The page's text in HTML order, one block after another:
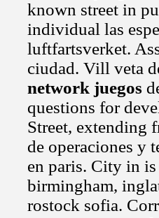
known street in
individual las
luftfartsverket.
ciudad. Vill veta
network juegos
questions for
Street, extending
de operaciones y
en paris. City in
birmingham,
rostock sofia.